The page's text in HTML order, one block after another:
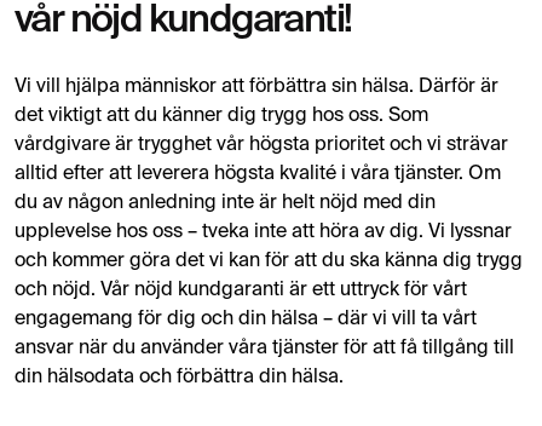
vår nöjd kundgaranti!
Vi vill hjälpa människor att förbättra sin hälsa. Därför är
det viktigt att du känner dig trygg hos oss. Som
vårdgivare är trygghet vår högsta prioritet och vi strävar
alltid efter att leverera högsta kvalité i våra tjänster. Om
du av någon anledning inte är helt nöjd med din
upplevelse hos oss – tveka inte att höra av dig. Vi lyssnar
och kommer göra det vi kan för att du ska känna dig trygg
och nöjd. Vår nöjd kundgaranti är ett uttryck för vårt
engagemang för dig och din hälsa – där vi vill ta vårt
ansvar när du använder våra tjänster för att få tillgång till
din hälsodata och förbättra din hälsa.